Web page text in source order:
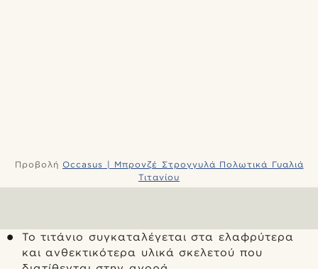
Προβολή Occasus | Μπρονζέ Στρογγυλά Πολωτικά Γυαλιά
Τιτανίου
Το τιτάνιο συγκαταλέγεται στα ελαφρύτερα
και ανθεκτικότερα υλικά σκελετού που